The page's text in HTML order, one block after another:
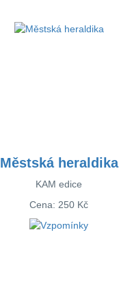
Městská heraldika
KAM edice
Cena: 250 Kč